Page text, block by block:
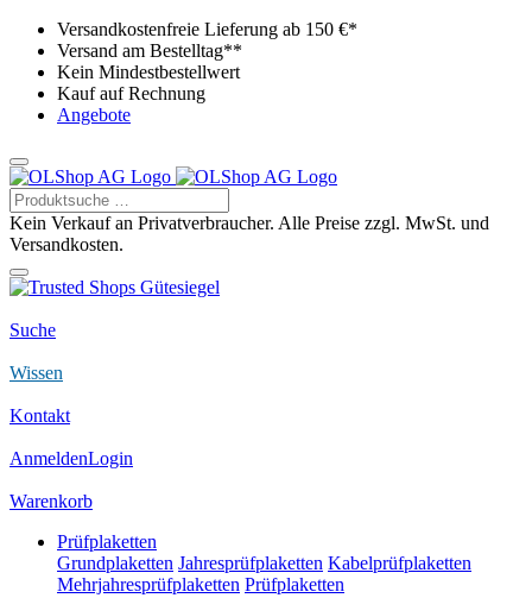
Versandkostenfreie Lieferung ab 150 €*
Versand am Bestelltag**
Kein Mindestbestellwert
Kauf auf Rechnung
Angebote
Kein Verkauf an Privatverbraucher. Alle Preise zzgl. MwSt. und
Versandkosten.
Suche
Wissen
Kontakt
AnmeldenLogin
Warenkorb
Prüfplaketten
Grundplaketten Jahresprüfplaketten Kabelprüfplaketten
Mehrjahresprüfplaketten Prüfplaketten